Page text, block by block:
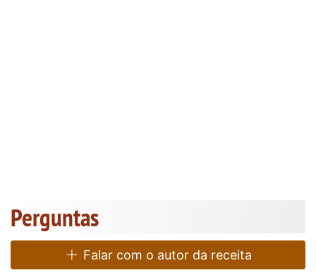
Perguntas
Falar com o autor da receita